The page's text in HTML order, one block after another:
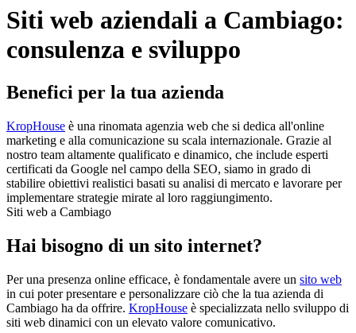
Siti web aziendali a Cambiago:
consulenza e sviluppo
Benefici per la tua azienda
KropHouse è una rinomata agenzia web che si dedica all'online
marketing e alla comunicazione su scala internazionale. Grazie al
nostro team altamente qualificato e dinamico, che include esperti
certificati da Google nel campo della SEO, siamo in grado di
stabilire obiettivi realistici basati su analisi di mercato e lavorare per
implementare strategie mirate al loro raggiungimento.
Siti web a Cambiago
Hai bisogno di un sito internet?
Per una presenza online efficace, è fondamentale avere un sito web
in cui poter presentare e personalizzare ciò che la tua azienda di
Cambiago ha da offrire. KropHouse è specializzata nello sviluppo di
siti web dinamici con un elevato valore comunicativo.